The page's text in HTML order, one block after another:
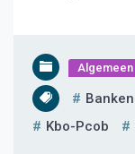
Algemeen
Banken
Kbo-Pcob